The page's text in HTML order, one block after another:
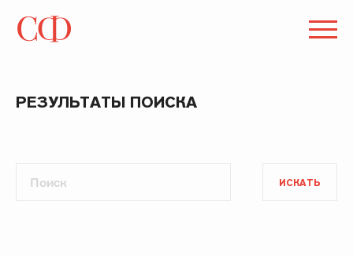
РЕЗУЛЬТАТЫ ПОИСКА
ИСКАТЬ